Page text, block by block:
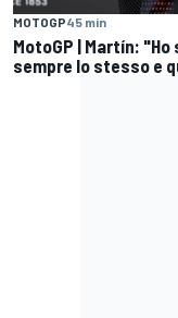
MOTOGP45 min
MotoGP | Martín:
sempre lo stesso e